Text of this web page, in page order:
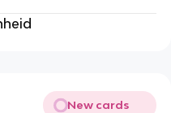
New cards